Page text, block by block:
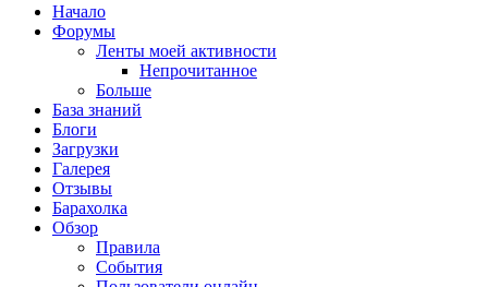
Начало
Форумы
Ленты моей активности
Непрочитанное
Больше
База знаний
Блоги
Загрузки
Галерея
Отзывы
Барахолка
Обзор
Правила
События